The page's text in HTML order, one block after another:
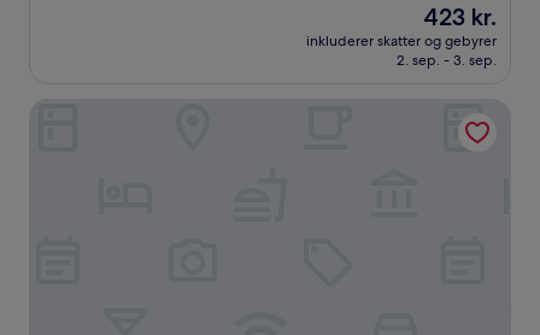
anmeldelser)
Prisen
er
423 kr.
423 kr.
inkluderer skatter og gebyrer
2. sep. - 3. sep.